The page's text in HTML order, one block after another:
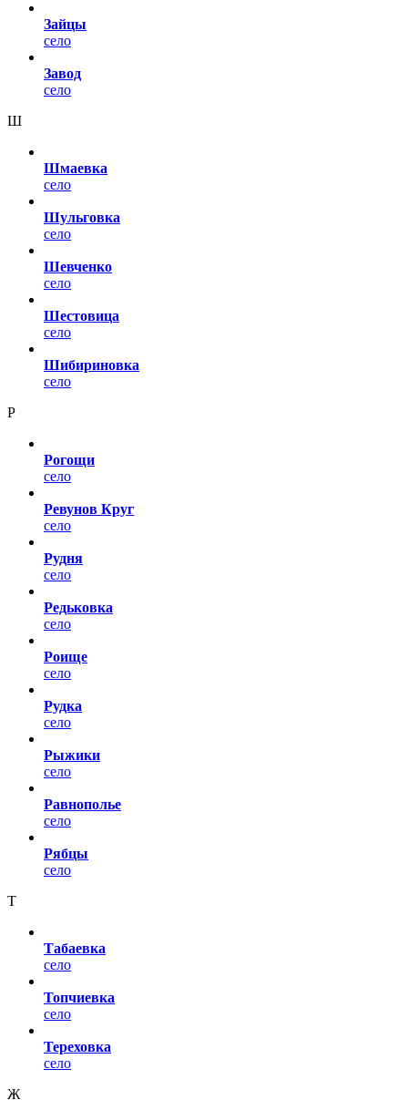
Зайцы
село
Завод
село
Ш
Шмаевка
село
Шульговка
село
Шевченко
село
Шестовица
село
Шибириновка
село
Р
Рогощи
село
Ревунов Круг
село
Рудня
село
Редьковка
село
Роище
село
Рудка
село
Рыжики
село
Равнополье
село
Рябцы
село
Т
Табаевка
село
Топчиевка
село
Тереховка
село
Ж